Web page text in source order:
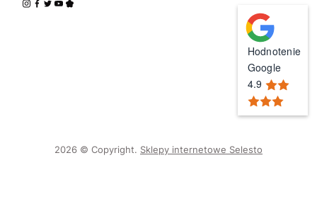
Hodnotenie
Google
4.9
2026 © Copyright. Sklepy internetowe Selesto